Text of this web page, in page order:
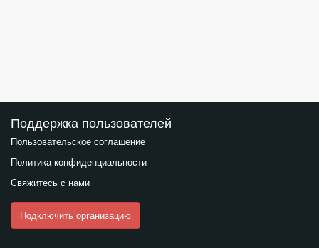
Поддержка пользователей
Пользовательское соглашение
Политика конфиденциальности
Свяжитесь с нами
Подключить организацию